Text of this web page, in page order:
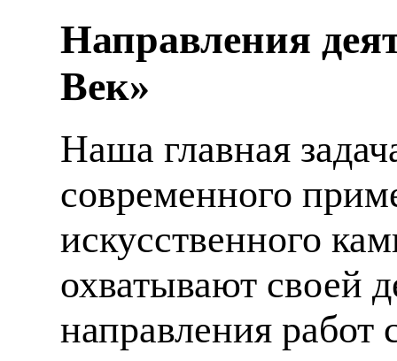
Направления
Век»
Наша главная
современного
искусственного
охватывают своей
направления работ